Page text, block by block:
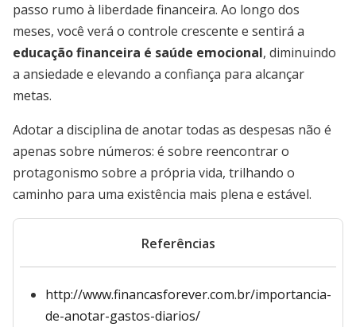
passo rumo à liberdade financeira. Ao longo dos
meses, você verá o controle crescente e sentirá a
educação financeira é saúde emocional, diminuindo
a ansiedade e elevando a confiança para alcançar
metas.
Adotar a disciplina de anotar todas as despesas não é
apenas sobre números: é sobre reencontrar o
protagonismo sobre a própria vida, trilhando o
caminho para uma existência mais plena e estável.
Referências
http://www.financasforever.com.br/importancia-
de-anotar-gastos-diarios/